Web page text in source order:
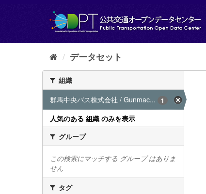
し
データセット
組織
群馬中央バス株式会社 / Gunmac...
1
人気のある 組織 のみを表示
グループ
この検索にマッチする グループ はありま
せん
タグ